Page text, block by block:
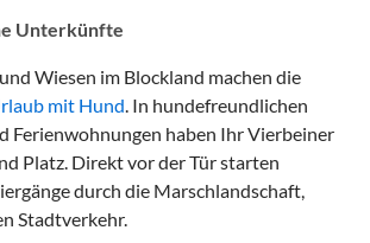
Unterkünfte
Wiesen im Blockland machen die
mit Hund . In hundefreundlichen
Ferienwohnungen haben Ihr Vierbeiner
Platz. Direkt vor der Tür starten
durch die Marschlandschaft,
Stadtverkehr.